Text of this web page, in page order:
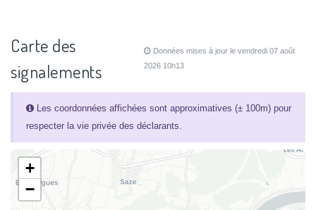
Carte des
signalements
Données mises à jour le vendredi 07 août
2026 10h13
Les coordonnées affichées sont approximatives (± 100m) pour
respecter la vie privée des déclarants.
+
−